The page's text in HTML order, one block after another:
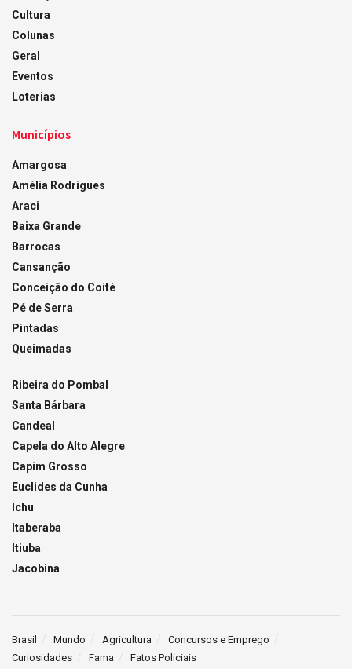
Cultura
Colunas
Geral
Eventos
Loterias
Municípios
Amargosa
Amélia Rodrigues
Araci
Baixa Grande
Barrocas
Cansanção
Conceição do Coité
Pé de Serra
Pintadas
Queimadas
Ribeira do Pombal
Santa Bárbara
Candeal
Capela do Alto Alegre
Capim Grosso
Euclides da Cunha
Ichu
Itaberaba
Itiuba
Jacobina
Brasil Mundo Agricultura
Concursos e Emprego
Curiosidades
Fama Fatos Policiais